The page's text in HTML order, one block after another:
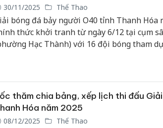
30/11/2025 Thể Thao
bóng đá bảy người O40 tỉnh Thanh Hóa
thức khởi tranh từ ngày 6/12 tại cụm
Hạc Thành) với 16 đội bóng tham
thăm chia bảng, xếp lịch thi đấu
Hóa năm 2025
08/12/2025 Thể Thao